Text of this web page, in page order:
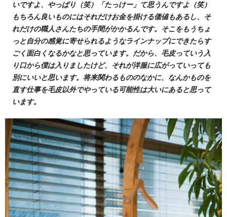
いですよ、やっぱり（笑）「たっけー」て思うんですよ（笑）
もちろん良いものにはそれだけお金を掛ける価値もあるし、そ
れだけの職人さんたちの手間がかかるんです。そこをもうちょ
っと自分の感覚に寄せられるようなラインナップにできたらす
ごく面白くなるかなと思っています。だから、毛皮っていう入
り口から僕は入りましたけど、それが洋服に広がっていっても
別にいいと思います。将来関わるもののなかに、なんかものを
直す仕事を毛皮以外でやっている可能性は大いにあると思って
います。